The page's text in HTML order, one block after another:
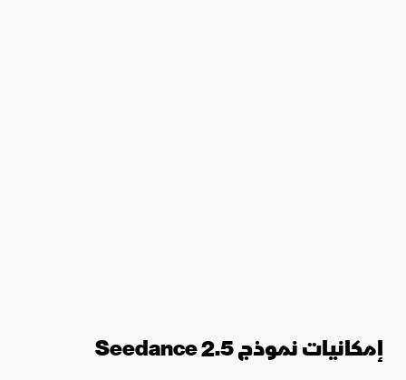
إمكانيات نموذج Seedance 2.5